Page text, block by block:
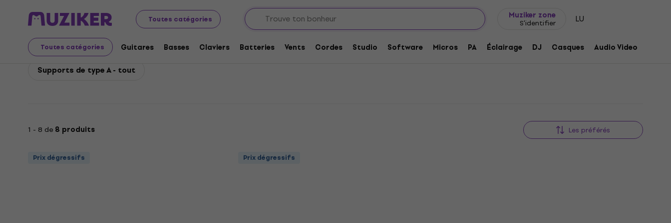
Toutes catégories
Muziker zone
S'identifier LU
Toutes catégories Guitares Basses Claviers Batteries Vents Cordes Studio Software Micros PA Éclairage DJ Casques Audio Video
Bespeco Guitares Accessoires pour guitares Supports et stands pour guitares
Bespeco Supports de type A
Supports de type A - tout
1 - 8 de 8 produits Les préférés
Prix dégressifs Prix dégressifs